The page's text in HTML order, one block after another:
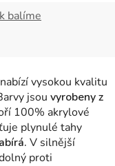
balíme
vysokou kvalitu
jsou vyrobeny z
100% akrylové
plynulé tahy
V silnější
proti